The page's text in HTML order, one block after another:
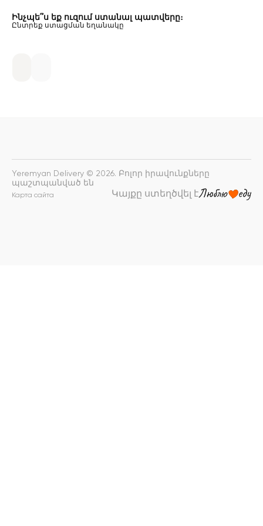
Ինչպե՞ս եք ուզում ստանալ պատվերը։
Ընտրեք ստացման եղանակը
Yeremyan Delivery © 2026. Բոլոր իրավունքները
պաշտպանված են
Карта сайта Կայքը ստեղծվել է